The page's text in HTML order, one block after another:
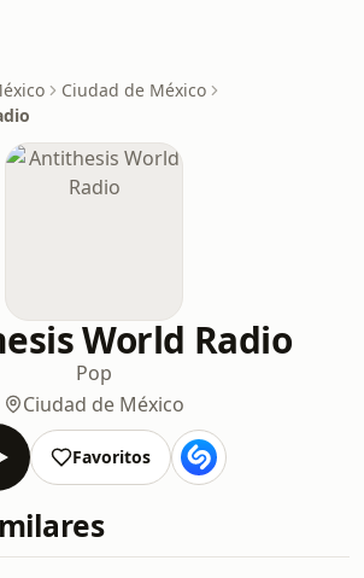
Ciudad de México
World Radio
Pop
Ciudad de México
Favoritos